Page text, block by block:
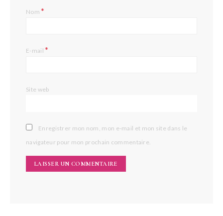
Nom*
E-mail*
Site web
Enregistrer mon nom, mon e-mail et mon site dans le
navigateur pour mon prochain commentaire.